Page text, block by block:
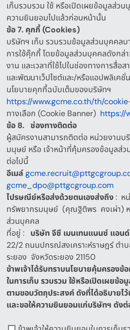
เก็บรวบรวม ใช้ หรือเปิดเผยข้อมูลส่ว
ความยินยอมไปแล้วก่อนหน้านั้น
ข้อ7. คุกกี้ (Cookies)
บริษัทฯ เก็บ รวบรวมข้อมูลส่วนบุคคล
การใช้คุ๊กกี้ โดยข้อมูลส่วนบุคคลดังกล่
งาน และเวลาที่ใช้ไปในช่องทางการสื่อ
และพัฒนาเว็ปไซต์และ/หรือแอปพลิเคชั่
นโยบายคุกกี้ฉบับเต็มของบริษัทฯ
https://www.gcme.co.th/th/
ทางเลือก (Cookie Banner) https://
ข้อ 8.
ช่องทางติดต่อ
ผู้สมัครงานสามารถติดต่อ หน่วยงานบ
มนุษย์ หรือ เจ้าหน้าที่คุ้มครองข้อมูลส่
ต่อไปนี้
อีเมล์
gcme_dpo@pttgcgroup.com
ไปรษณีย์หรือส่งด้วยตนเองส่งถึง: ห
ทรัพยากรมนุษย์ (คุณฐิติพร คงเผ่า)
ส่วนบุคคล
ที่อยู่ : บริษัทจีซี เมนเทนแนนซ์ แอนด์
22/2 ถนนปกรณ์สงเคราะห์ราษฎร์ ตำ
ระยอง จังหวัดระยอง 21150
ข้าพเจ้าได้รับทราบนโยบายคุ้มครอง
ในการเก็บ รวบรวม ใช้หรือเปิดเผยข้
ตามขอบวัตถุประสงค์ ดังที่ได้อธิบายไ
และขอให้ความยินยอมแก่บริษัทฯ ดังต่